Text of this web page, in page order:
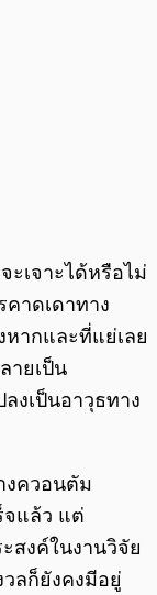
เจาะได้หรือไม่
คาดเดาทาง
ากและที่แย่เลย
ายเป็น
งเป็นอาวุธทาง
งควอนตัม
จแล้ว แต่
สงค์ในงานวิจัย
ลก็ยังคงมีอยู่